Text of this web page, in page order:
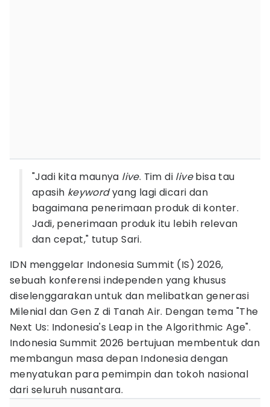
"Jadi kita maunya live. Tim di livebisa tau
apasih keywordyang lagi dicari dan
bagaimana penerimaan produk di konter.
Jadi, penerimaan produk itu lebih relevan
dan cepat," tutup Sari.
IDN menggelar Indonesia Summit (IS) 2026,
sebuah konferensi independen yang khusus
diselenggarakan untuk dan melibatkan generasi
Milenial dan Gen Z di Tanah Air. Dengan tema "The
Next Us: Indonesia's Leap in the Algorithmic Age".
Indonesia Summit 2026 bertujuan membentuk dan
membangun masa depan Indonesia dengan
menyatukan para pemimpin dan tokoh nasional
dari seluruh nusantara.